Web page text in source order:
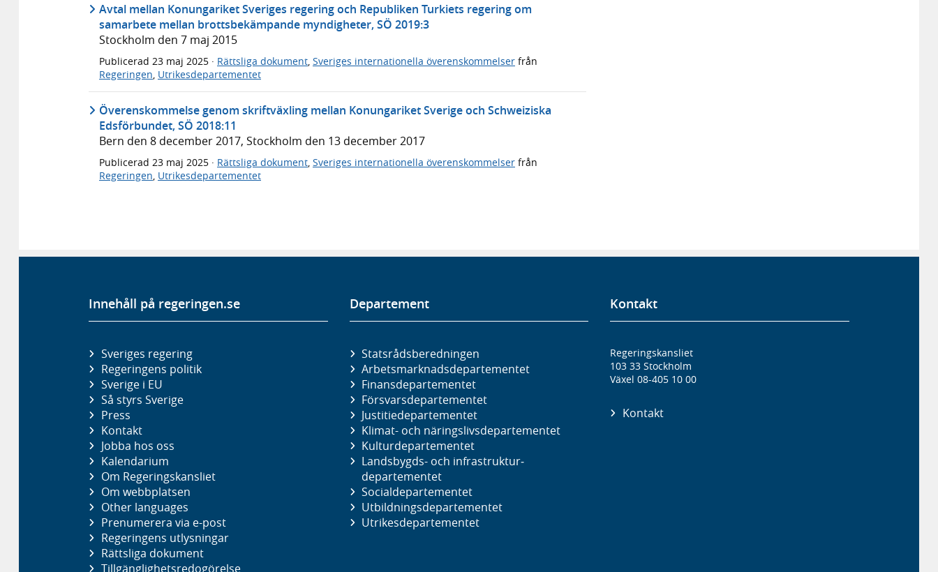
Avtal mellan Konungariket Sveriges regering och Republiken Turkiets regering om
samarbete mellan brottsbekämpande myndigheter, SÖ 2019:3
Stockholm den 7 maj 2015
Publicerad 23 maj 2025 · Rättsliga dokument Sveriges internationella överenskommelser från
Regeringen Utrikesdepartementet
Överenskommelse genom skriftväxling mellan Konungariket Sverige och Schweiziska
Edsförbundet, SÖ 2018:11
Bern den 8 december 2017, Stockholm den 13 december 2017
Publicerad 23 maj 2025 · Rättsliga dokument, Sveriges internationella överenskommelser från
Regeringen, Utrikesdepartementet
Innehåll på regeringen.se
Sveriges regering
Regeringens politik
Sverige i EU
Så styrs Sverige
Press
Kontakt
Jobba hos oss
Kalendarium
Om Regeringskansliet
Om webbplatsen
Other languages
Prenumerera via e-post
Regeringens utlysningar
Rättsliga dokument
Tillgänglighetsredogörelse
Departement
Statsrådsberedningen
Arbetsmarknads­departementet
Finans­departementet
Försvars­departementet
Justitie­departementet
Klimat- och näringslivs­departementet
Kultur­departementet
Landsbygds- och infrastruktur­
departementet
Social­departementet
Utbildnings­departementet
Utrikes­departementet
Kontakt
Regeringskansliet
103 33 Stockholm
Växel 08-405 10 00
Kontakt